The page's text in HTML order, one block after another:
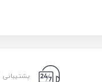
پشتیبانی ۷ روزه ۲۴ ساعته